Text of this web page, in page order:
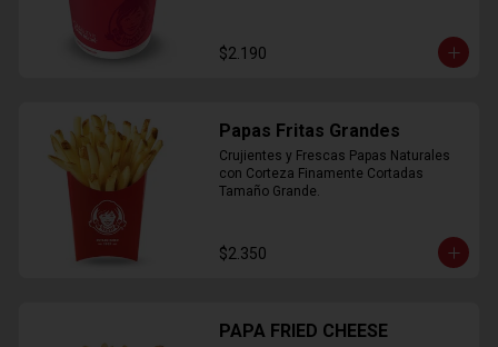
$2.190
Papas Fritas Grandes
Crujientes y Frescas Papas Naturales
con Corteza Finamente Cortadas
Tamaño Grande.
$2.350
PAPA FRIED CHEESE